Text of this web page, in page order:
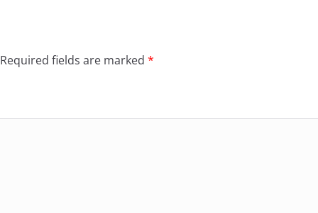
Required fields are marked *